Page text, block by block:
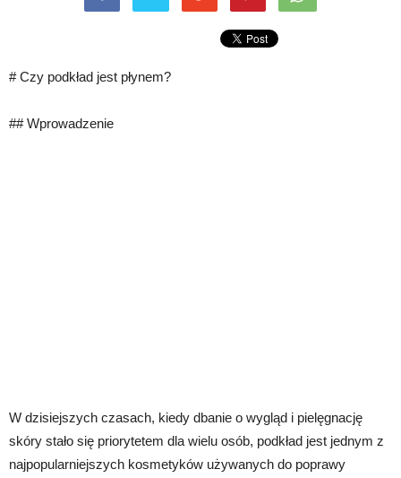
# Czy podkład jest płynem?
## Wprowadzenie
W dzisiejszych czasach, kiedy dbanie o wygląd i pielęgnację
skóry stało się priorytetem dla wielu osób, podkład jest jednym z
najpopularniejszych kosmetyków używanych do poprawy